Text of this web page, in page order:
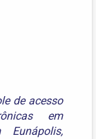
de acesso
em
Eunápolis,